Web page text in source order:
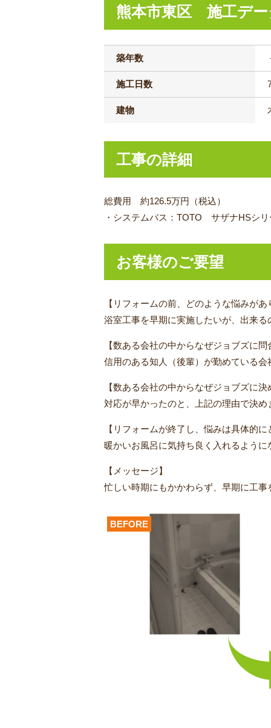
熊本市東区 施工デー
築年数
施工日数
建物
工事の詳細
総費用 約126.5万円（税込）
・システムバス：TOTO サザナHSシ
お客様のご要望
【リフォームの前、どのような悩みが
浴室工事を早期に実施したいが、出来
【数ある会社の中からなぜジョブズに
信用のある知人（後輩）が勤めている会
【数ある会社の中からなぜジョブズに
対応が早かったのと、上記の理由で決め
【リフォームが終了し、悩みは具体的
暖かいお風呂に気持ち良く入れるように
【メッセージ】
忙しい時期にもかかわらず、早期に工
BEFORE